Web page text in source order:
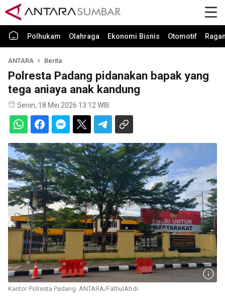
Polhukam Olahraga Ekonomi Bisnis Otomotif
ANTARA Berita
Polresta Padang pidanakan bapak yang
tega aniaya anak kandung
Senin, 18 Mei 2026 13:12 WIB
Kantor Polresta Padang. ANTARA/FathulAbdi